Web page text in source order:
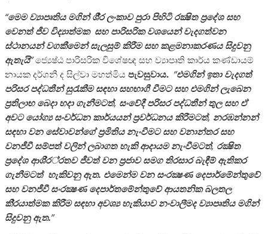
“මෙම ව්‍යාපෘතිය මගින් ශී‍්‍ර ලංකාව පුරා පිහිටි රක්‍ෂිත ප‍්‍රදේශ සහ
වෙනත් ජීව විද්‍යාත්මක සහ පාරිසරික වශයෙන් වැදගත්වන
ස්ථානයන් වගකීමෙන් සැලසුම් කිරීම සහ කළමනාකරණය සිදුවනු
ඇතැයි”ජ්‍යෙෂ්ඨ පාරිසරික විශේෂඥ සහ ව්‍යාපෘති කාර්ය කණ්ඩායම්
නායක දර්ශනී ද සිල්වා මහත්මිය පැවසුවාය. “එමගින් ඉතා වැදගත්
පරිසර පද්ධතීන් සුරැකීම සඳහා සහභාගී වීමට සහ එමගින් ලැබෙන
ප‍්‍රතිලාභ බෙදා හදා ගැනීමටත්, සංවේදී පරිසර පද්ධතීන් තුල සහ ඒ
අවට යෝග්‍ය සංවර්ධන කාර්යයන් ප‍්‍රවර්ධනය කිරීමටත්‚ නරඹන්නන්
සඳහා වන සේවාවන්ගේ ප‍්‍රමිතිය නැංවීමට සහ වනාන්තර සහ
වනජීවී සම්පත් වලින් ලබාගත හැකි ආදායම නැංවීමටත්‚ රක්‍ෂිත
ප‍්‍රදේශ ආශි‍්‍ර‍්‍රතව ජීවත් වන ප‍්‍රජාව සමග තිරසාර බැඳීම් ඇතිකර
ගැනීමටත් හැකිවනු ඇත. එමෙන්ම වන සංරක්‍ෂණ දෙපාර්මේන්තුවේ
සහ වනජීවී සංරක්‍ෂණ දෙපාර්තමේන්තුවේ ආයතනික බලතල
කි‍්‍රයාත්මක කිරීම සඳහා අවශ්‍ය හැකියාව නංවාලීමද ව්‍යාපෘතිය මගින්
සිදුවනු ඇත.”